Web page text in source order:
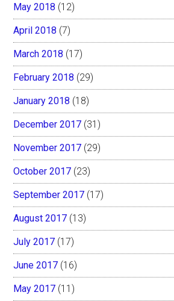
May 2018 (12)
April 2018 (7)
March 2018 (17)
February 2018 (29)
January 2018 (18)
December 2017 (31)
November 2017 (29)
October 2017 (23)
September 2017 (17)
August 2017 (13)
July 2017 (17)
June 2017 (16)
May 2017 (11)